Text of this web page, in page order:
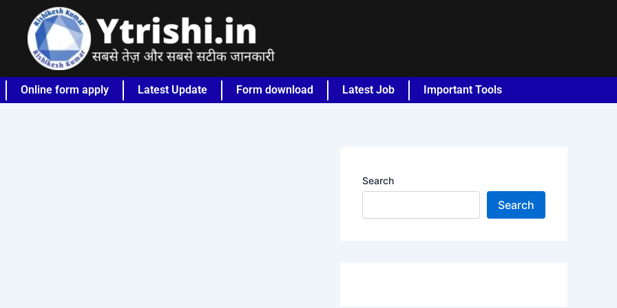
Online form apply Latest Update Form download Latest Job Important Tools
Search
Search